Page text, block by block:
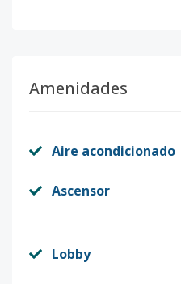
Amenidades
Aire acondicionado
Ascensor
Lobby